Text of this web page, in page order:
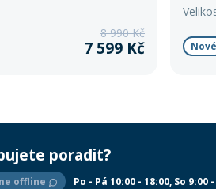
8 990 Kč
7 599 Kč
lyžaře,
Nové
poradit?
offline Po - Pá 10:00 - 18:00 So 9:00